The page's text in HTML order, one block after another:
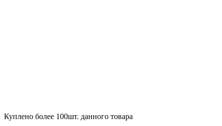
Куплено более 100шт. данного товара